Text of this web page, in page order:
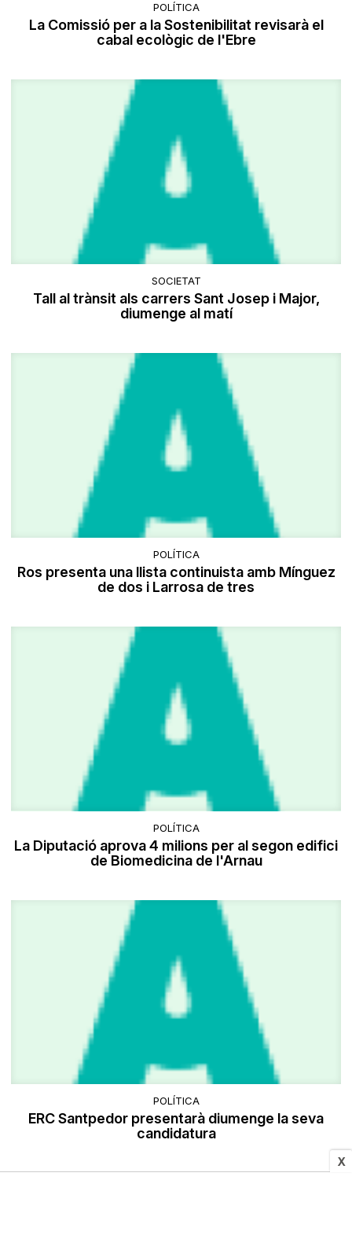
X
POLÍTICA
La Comissió per a la Sostenibilitat revisarà el
cabal ecològic de l'Ebre
SOCIETAT
Tall al trànsit als carrers Sant Josep i Major,
diumenge al matí
POLÍTICA
Ros presenta una llista continuista amb Mínguez
de dos i Larrosa de tres
POLÍTICA
La Diputació aprova 4 milions per al segon edifici
de Biomedicina de l'Arnau
POLÍTICA
ERC Santpedor presentarà diumenge la seva
candidatura